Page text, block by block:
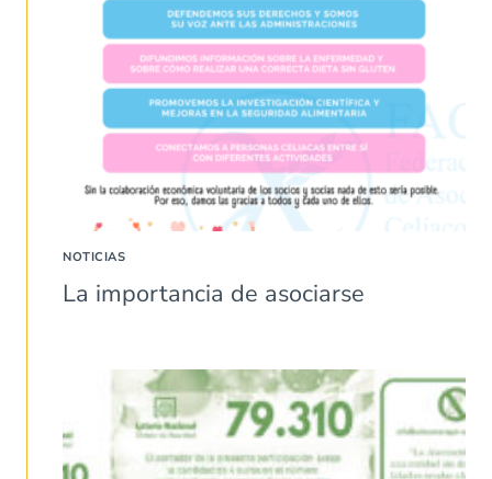
NOTICIAS
La importancia de asociarse